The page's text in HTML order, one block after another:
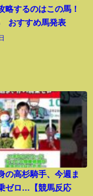
略するのはこの馬！
おすすめ馬発表
の高杉騎手、今週ま
ゼロ…【競馬反応